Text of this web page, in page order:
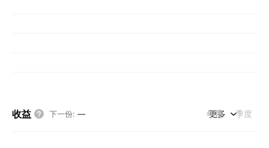
收益 下一份: — 年度 季度
更多